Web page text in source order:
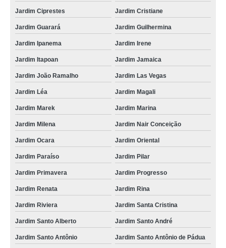
Jardim Ciprestes Jardim Cristiane
Jardim Guarará Jardim Guilhermina
Jardim Ipanema Jardim Irene
Jardim Itapoan Jardim Jamaica
Jardim João Ramalho Jardim Las Vegas
Jardim Léa Jardim Magali
Jardim Marek Jardim Marina
Jardim Milena Jardim Nair Conceição
Jardim Ocara Jardim Oriental
Jardim Paraíso Jardim Pilar
Jardim Primavera Jardim Progresso
Jardim Renata Jardim Rina
Jardim Riviera Jardim Santa Cristina
Jardim Santo Alberto Jardim Santo André
Jardim Santo Antônio Jardim Santo Antônio de Pádua